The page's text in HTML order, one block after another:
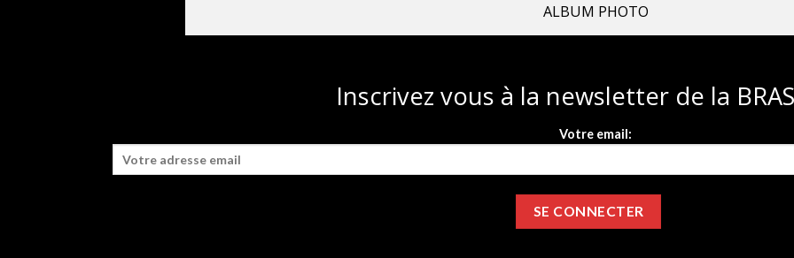
ALBUM PHOTO
Inscrivez vous à la newsletter de la
Votre email: